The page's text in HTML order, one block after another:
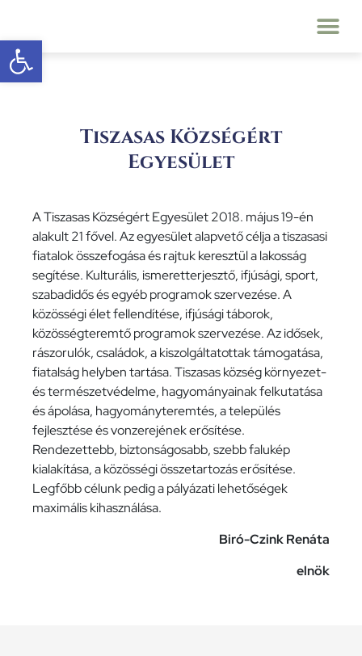
Eszköztár megnyitása
Tiszasas Községért
Egyesület
A Tiszasas Községért Egyesület 2018. május 19-én
alakult 21 fővel. Az egyesület alapvető célja a tiszasasi
fiatalok összefogása és rajtuk keresztül a lakosság
segítése. Kulturális, ismeretterjesztő, ifjúsági, sport,
szabadidős és egyéb programok szervezése. A
közösségi élet fellendítése, ifjúsági táborok,
közösségteremtő programok szervezése. Az idősek,
rászorulók, családok, a kiszolgáltatottak támogatása,
fiatalság helyben tartása. Tiszasas község környezet-
és természetvédelme, hagyományainak felkutatása
és ápolása, hagyományteremtés, a település
fejlesztése és vonzerejének erősítése.
Rendezettebb, biztonságosabb, szebb falukép
kialakítása, a közösségi összetartozás erősítése.
Legfőbb célunk pedig a pályázati lehetőségek
maximális kihasználása.
Biró-Czink Renáta
elnök